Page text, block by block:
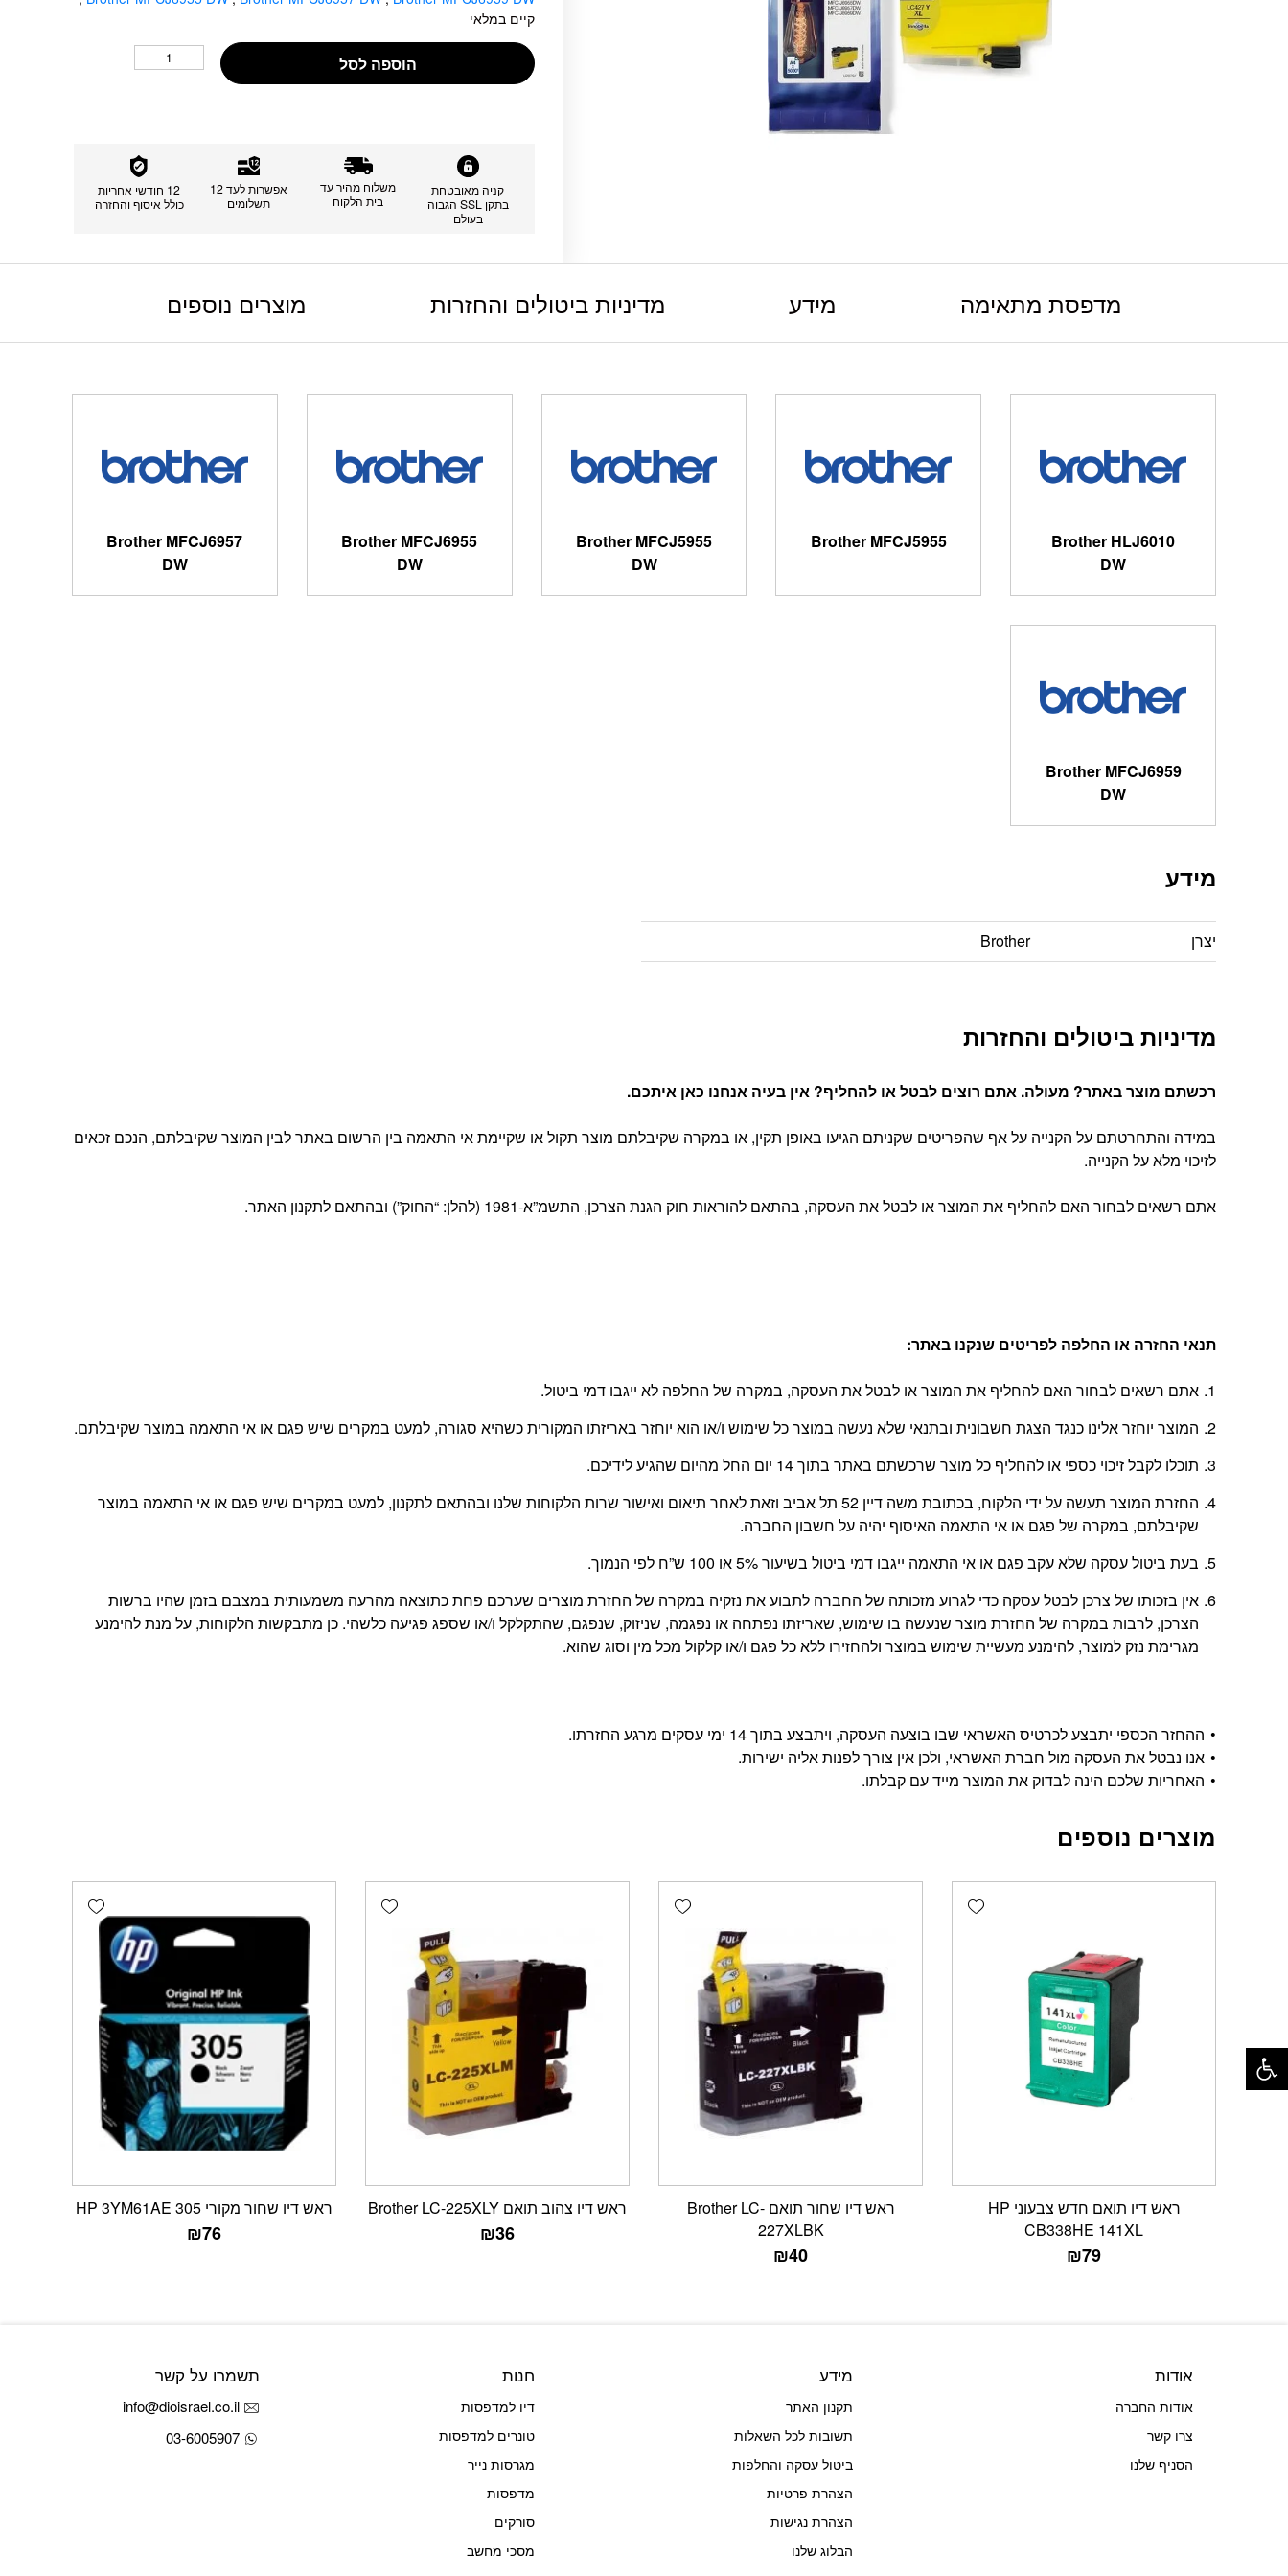
קיים במלאי
הוספה לסל
קניה מאובטחת
בתקן SSL הגבוה
בעולם
משלוח מהיר עד
בית הלקוח
אפשרות לעד 12
תשלומים
12 חודשי אחריות
כולל איסוף והחזרה
מדפסת מתאימה מידע מדיניות ביטולים והחזרות מוצרים נוספים
Brother HLJ6010
DW
Brother MFCJ5955
Brother MFCJ5955
DW
Brother MFCJ6955
DW
Brother MFCJ6957
DW
Brother MFCJ6959
DW
מידע
יצרן Brother
מדיניות ביטולים והחזרות
רכשתם מוצר באתר? מעולה. אתם רוצים לבטל או להחליף? אין בעיה אנחנו כאן איתכם.
במידה והתחרטתם על הקנייה על אף שהפריטים שקניתם הגיעו באופן תקין, או במקרה שקיבלתם מוצר תקול או שקיימת אי התאמה בין הרשום באתר לבין המוצר שקיבלתם, הנכם זכאים
לזיכוי מלא על הקנייה.
אתם רשאים לבחור האם להחליף את המוצר או לבטל את העסקה, בהתאם להוראות חוק הגנת הצרכן, התשמ”א-1981 (להלן: “החוק”) ובהתאם לתקנון האתר.
תנאי החזרה או החלפה לפריטים שנקנו באתר:
אתם רשאים לבחור האם להחליף את המוצר או לבטל את העסקה, במקרה של החלפה לא ייגבו דמי ביטול.
המוצר יוחזר אלינו כנגד הצגת חשבונית ובתנאי שלא נעשה במוצר כל שימוש ו/או הוא יוחזר באריזתו המקורית כשהיא סגורה, למעט במקרים שיש פגם או אי התאמה במוצר שקיבלתם.
תוכלו לקבל זיכוי כספי או להחליף כל מוצר שרכשתם באתר בתוך 14 יום החל מהיום שהגיע לידיכם.
החזרת המוצר תעשה על ידי הלקוח, בכתובת משה דיין 52 תל אביב וזאת לאחר תיאום ואישור שרות הלקוחות שלנו ובהתאם לתקנון, למעט במקרים שיש פגם או אי התאמה במוצר
שקיבלתם, במקרה של פגם או אי התאמה האיסוף יהיה על חשבון החברה.
בעת ביטול עסקה שלא עקב פגם או אי התאמה ייגבו דמי ביטול בשיעור 5% או 100 ש”ח לפי הנמוך.
אין בזכותו של צרכן לבטל עסקה כדי לגרוע מזכותה של החברה לתבוע את נזקיה במקרה של החזרת מוצרים שערכם פחת כתוצאה מהרעה משמעותית במצבם בזמן שהיו ברשות
הצרכן, לרבות במקרה של החזרת מוצר שנעשה בו שימוש, שאריזתו נפתחה או נפגמה, שניזוק, שנפגם, שהתקלקל ו/או שספג פגיעה כלשהי. כן מתבקשות הלקוחות, על מנת להימנע
מגרימת נזק למוצר, להימנע מעשיית שימוש במוצר ולהחזירו ללא כל פגם ו/או קלקול מכל מין וסוג שהוא.
ההחזר הכספי יתבצע לכרטיס האשראי שבו בוצעה העסקה, ויתבצע בתוך 14 ימי עסקים מרגע החזרתו.
אנו נבטל את העסקה מול חברת האשראי, ולכן אין צורך לפנות אליה ישירות.
האחריות שלכם הינה לבדוק את המוצר מייד עם קבלתו.
מוצרים נוספים
Add wishlist
ראש דיו תואם חדש צבעוני HP
CB338HE 141XL
₪79
Add wishlist
ראש דיו שחור תואם Brother LC-
227XLBK
₪40
Add wishlist
ראש דיו צהוב תואם Brother LC-225XLY
₪36
Add wishlist
ראש דיו שחור מקורי HP 3YM61AE 305
₪76
אודות
אודות החברה
צרו קשר
הסניף שלנו
מידע
תקנון האתר
תשובות לכל השאלות
ביטול עסקה והחלפות
הצהרת פרטיות
הצהרת נגישות
הבלוג שלנו
חנות
דיו למדפסות
טונרים למדפסות
מגרסות נייר
מדפסות
סורקים
מסכי מחשב
תשמרו על קשר
info@dioisrael.co.il
03-6005907
פתח סרגל נגישות